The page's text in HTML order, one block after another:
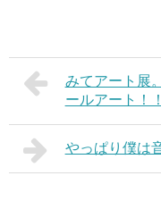
みてアート展
ールアート！！
やっぱり僕は